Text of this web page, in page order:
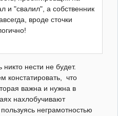
и "свалил", а собственник
вроде сточки
никто нести не будет.
констатировать, что
важна и нужна в
нахлобучивают
неграмотностью